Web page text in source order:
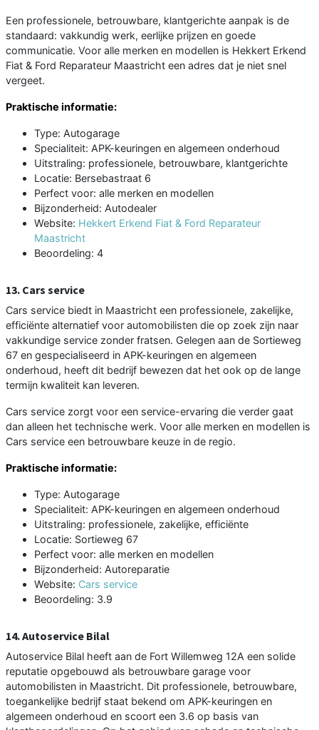
Een professionele, betrouwbare, klantgerichte aanpak is de
standaard: vakkundig werk, eerlijke prijzen en goede
communicatie. Voor alle merken en modellen is Hekkert Erkend
Fiat & Ford Reparateur Maastricht een adres dat je niet snel
vergeet.
Praktische informatie:
Type: Autogarage
Specialiteit: APK-keuringen en algemeen onderhoud
Uitstraling: professionele, betrouwbare, klantgerichte
Locatie: Bersebastraat 6
Perfect voor: alle merken en modellen
Bijzonderheid: Autodealer
Website: Hekkert Erkend Fiat & Ford Reparateur
Maastricht
Beoordeling: 4
13. Cars service
Cars service biedt in Maastricht een professionele, zakelijke,
efficiënte alternatief voor automobilisten die op zoek zijn naar
vakkundige service zonder fratsen. Gelegen aan de Sortieweg
67 en gespecialiseerd in APK-keuringen en algemeen
onderhoud, heeft dit bedrijf bewezen dat het ook op de lange
termijn kwaliteit kan leveren.
Cars service zorgt voor een service-ervaring die verder gaat
dan alleen het technische werk. Voor alle merken en modellen is
Cars service een betrouwbare keuze in de regio.
Praktische informatie:
Type: Autogarage
Specialiteit: APK-keuringen en algemeen onderhoud
Uitstraling: professionele, zakelijke, efficiënte
Locatie: Sortieweg 67
Perfect voor: alle merken en modellen
Bijzonderheid: Autoreparatie
Website: Cars service
Beoordeling: 3.9
14. Autoservice Bilal
Autoservice Bilal heeft aan de Fort Willemweg 12A een solide
reputatie opgebouwd als betrouwbare garage voor
automobilisten in Maastricht. Dit professionele, betrouwbare,
toegankelijke bedrijf staat bekend om APK-keuringen en
algemeen onderhoud en scoort een 3.6 op basis van